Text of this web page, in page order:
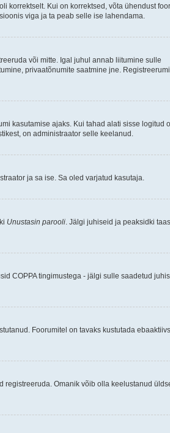
korrektselt. Kui on korrektsed, võta ühendust
viga ja ta peab selle ise lahendama.
või mitte. Igal juhul annab liitumine sulle
privaatõnumite saatmine jne.
kasutamise ajaks. Kui tahad alati sisse logitud
on administraator selle keelanud.
ja sa ise. Sa oled varjatud kasutaja.
Unustasin parooli. Jälgi juhiseid ja peaksidki
COPPA tingimustega - jälgi sulle saadetud
Foorumitel on tavaks kustutada
Omanik võib olla keelustanud